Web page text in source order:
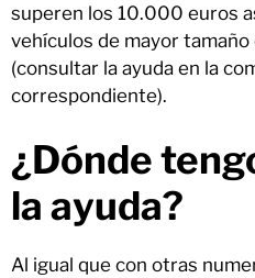
superen los 10.000 euros
vehículos de mayor
(consultar la ayuda en la
correspondiente).
¿Dónde
la ayuda?
Al igual que con otras